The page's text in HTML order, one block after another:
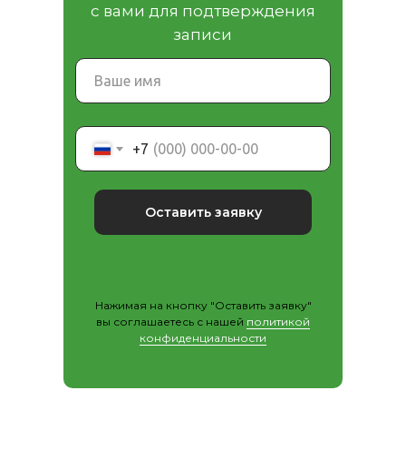
+7
Оставить заявку
с вами для подтверждения
записи
Нажимая на кнопку "Оставить заявку"
вы соглашаетесь с нашей политикой
конфиденциальности